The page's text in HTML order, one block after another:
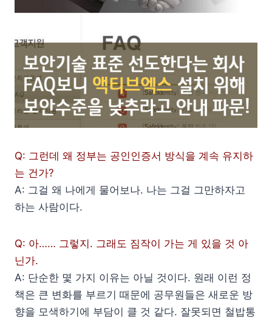
Q: 그런데 왜 정부는 공인인증서 방식을 계속 유지하
는 건가?
A: 그걸 왜 나에게 물어보나. 나는 그걸 그만하자고
하는 사람이다.
Q: 아…… 그렇지. 그래도 짐작이 가는 게 있을 것 아
닌가.
A: 단순한 몇 가지 이유는 아닐 것이다. 원래 이런 정
책은 큰 변화를 부르기 때문에 공무원들은 새로운 방
향을 모색하기에 부담이 클 것 같다. 잘못되면 철밥통